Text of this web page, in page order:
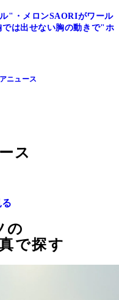
"・メロンSAORIがワール
では出せない胸の動きで"ホ
ニュース
ス
の
で探す